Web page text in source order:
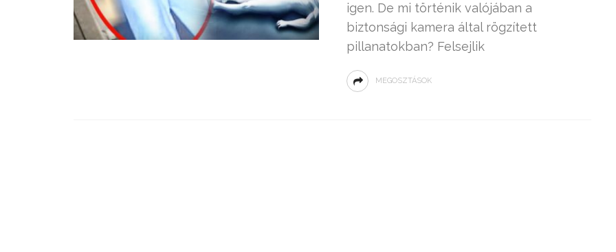
igen. De mi történik valójában a
biztonsági kamera által rögzített
pillanatokban? Felsejlik
MEGOSZTÁSOK